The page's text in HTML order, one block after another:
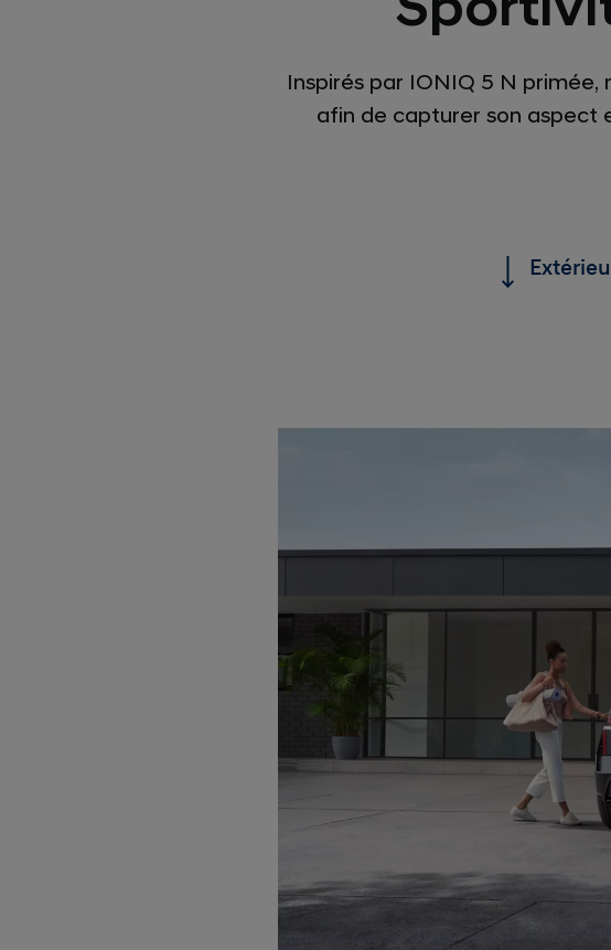
Inspirés par IONIQ 5 N
afin de capturer son aspect